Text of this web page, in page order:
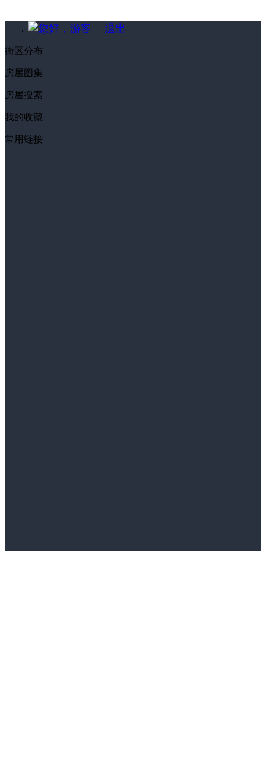
您好，游客 退出
街区分布
房屋图集
房屋搜索
我的收藏
常用链接